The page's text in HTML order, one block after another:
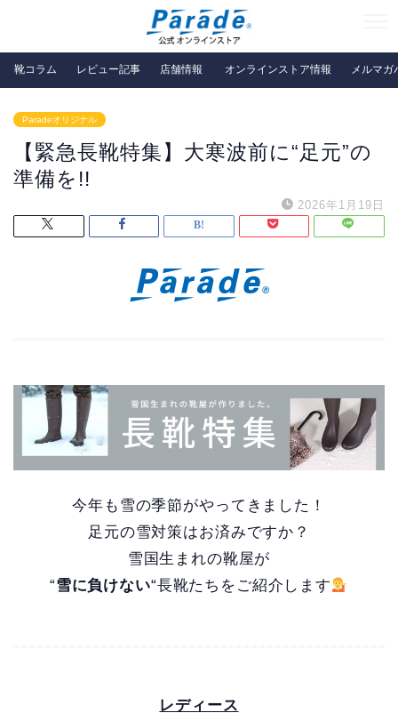
靴コラム レビュー記事 店舗情報 オンラインストア情報 メルマガ
Paradeオリジナル
【緊急長靴特集】大寒波前に“足元”の
準備を!!
2026年1月19日
今年も雪の季節がやってきました！
足元の雪対策はお済みですか？
雪国生まれの靴屋が
“雪に負けない“長靴たちをご紹介します
レディース